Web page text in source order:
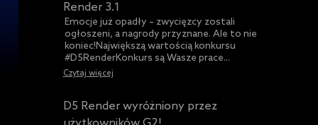
Render 3.1
Emocje już opadły – zwycięzcy zostali
ogłoszeni, a nagrody przyznane. Ale to nie
koniec!Największą wartością konkursu
#D5RenderKonkurs są Wasze prace...
Czytaj więcej
D5 Render wyróżniony przez